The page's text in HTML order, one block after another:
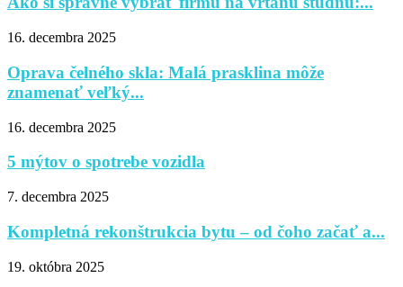
16. decembra 2025
Oprava čelného skla: Malá prasklina môže
znamenať veľký...
16. decembra 2025
5 mýtov o spotrebe vozidla
7. decembra 2025
Kompletná rekonštrukcia bytu – od čoho začať a...
19. októbra 2025